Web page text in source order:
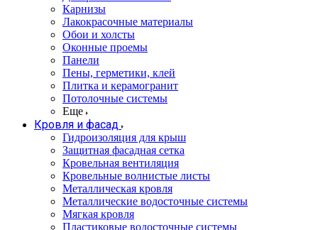
Карнизы
Лакокрасочные материалы
Обои и холсты
Оконные проемы
Панели
Пены, герметики, клей
Плитка и керамогранит
Потолочные системы
Еще
Кровля и фасад
Гидроизоляция для крыш
Защитная фасадная сетка
Кровельная вентиляция
Кровельные волнистые листы
Металлическая кровля
Металлические водосточные системы
Мягкая кровля
Пластиковые водосточные системы